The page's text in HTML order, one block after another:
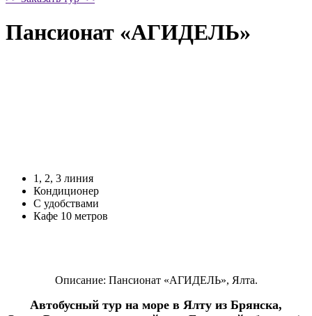
Пансионат «АГИДЕЛЬ»
1, 2, 3 линия
Кондиционер
С удобствами
Кафе 10 метров
Описание: Пансионат «АГИДЕЛЬ», Ялта.
Автобусный тур на море в Ялту из Брянска,